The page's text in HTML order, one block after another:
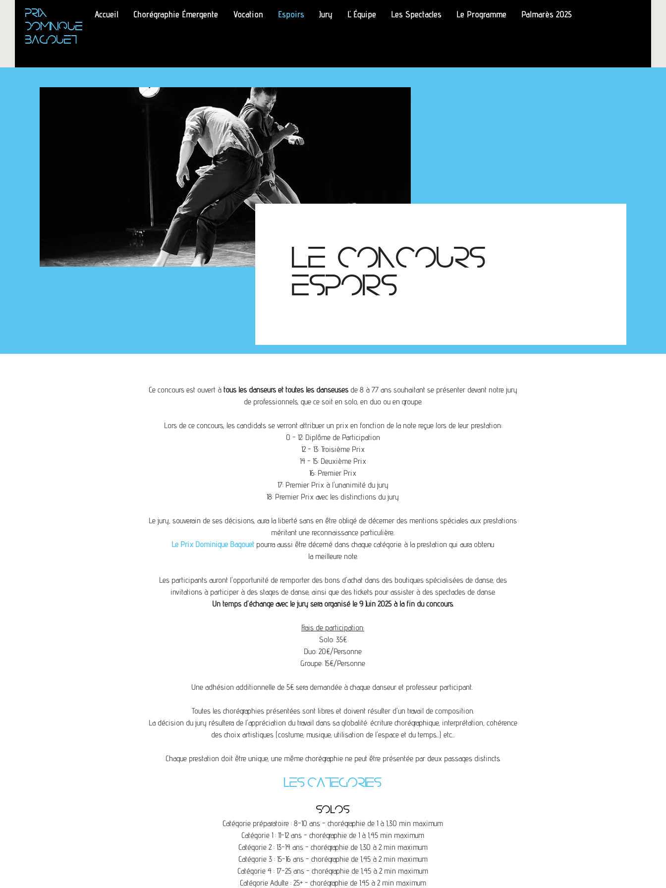
PRIX
DOMINIQUE
BAGOUET
Accueil Chorégraphie Émergente Vocation Espoirs Jury L' Équipe Les Spectacles Le Programme Palmarès 2025
LE CONCOURS
ESPOIRS
Ce concours est ouvert à tous les danseurs et toutes les danseusesde 8 à 77 ans souhaitant se présenter devant notre jury
de professionnels, que ce soit en solo, en duo ou en groupe.
Lors de ce concours, les candidats se verront attribuer un prix en fonction de la note reçue lors de leur prestation:
0 - 12: Diplôme de Participation
12 - 13: Troisième Prix
14 - 15: Deuxième Prix
16: Premier Prix
17: Premier Prix à l'unanimité du jury
18: Premier Prix avec les distinctions du jury
Le jury, souverain de ses décisions, aura la liberté sans en être obligé de décerner des mentions spéciales aux prestations
méritant une reconnaissance particulière..
Le Prix Dominique Bagouet pourra aussi être décerné dans chaque catégorie. à la prestation qui aura obtenu
la meilleure note.
Les participants auront l'opportunité de remporter des bons d'achat dans des boutiques spécialisées de danse, des
invitations à participer à des stages de danse, ainsi que des tickets pour assister à des spectacles de danse.
Un temps d'échange avec le jury sera organisé le 9 Juin 2025 à la fin du concours.
Frais de participation:
Solo: 35€
Duo: 20€/Personne
Groupe: 15€/Personne
Une adhésion additionnelle de 5€ sera demandée à chaque danseur et professeur participant.
Toutes les chorégraphies présentées sont libres et doivent résulter d'un travail de composition.
La décision du jury résultera de l'appréciation du travail dans sa globalité: écriture chorégraphique, interprétation, cohérence
des choix artistiques (costume, musique, utilisation de l'espace et du temps...) etc...
Chaque prestation doit être unique, une même chorégraphie ne peut être présentée par deux passages distincts.
LES CATEGORIES
SOLOS
Catégorie préparatoire : 8-10 ans - chorégraphie de 1 à 1,30 min maximum
Catégorie 1 : 11-12 ans - chorégraphie de 1 à 1,45 min maximum
Catégorie 2 : 13-14 ans - chorégraphie de 1,30 à 2 min maximum
Catégorie 3 : 15-16 ans - chorégraphie de 1,45 à 2 min maximum
Catégorie 4 : 17-25 ans - chorégraphie de 1,45 à 2 min maximum
Catégorie Adulte : 25+ - chorégraphie de 1.45 à 2 min maximum